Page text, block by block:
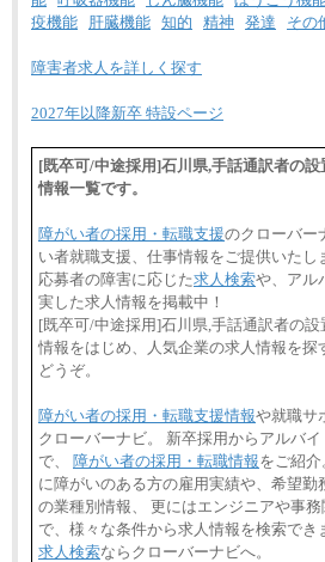
疫機能
肝臓機能 知的 精神 発達 その
障害者求人を詳しく探す
2027年以降新卒 特設ページ
[既卒可/中途採用]石川県,手話通訳者の
情報一覧です。
障がい者の採用・転職支援のクローバー
い者就職支援、仕事情報をご提供いたし
応募者の障害に応じた求人検索や、アル
実した求人情報を掲載中！
[既卒可/中途採用]石川県,手話通訳者の
情報をはじめ、人気企業の求人情報を探
どうぞ。
障がい者の採用・転職支援情報や就職サ
クローバーナビ。 新卒採用からアルバ
で、 障がい者の採用・転職情報をご紹
に障がいのある方の雇用実績や、希望勤
の業種別情報、 更にはエンジニアや事
で、様々な条件から求人情報を検索でき
求人検索ならクローバーナビへ。